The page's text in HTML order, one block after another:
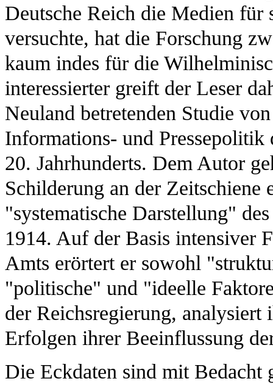
Deutsche Reich die Medien für
versuchte, hat die Forschung
kaum indes für die
interessierter greift der Leser
Neuland betretenden Studie
Informations- und
20. Jahrhunderts. Dem Autor
Schilderung an der Zeitschiene
"systematische Darstellung"
1914. Auf der Basis intensiver
Amts erörtert er sowohl
"politische" und "ideelle
der Reichsregierung, analysiert
Erfolgen ihrer Beeinflussung
Die Eckdaten sind mit Bedacht